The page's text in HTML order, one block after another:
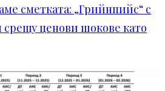
сметката: „Грийнпийс“ с
срещу ценови шокове като